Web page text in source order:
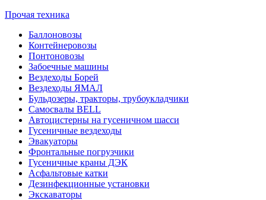
Прочая техника
Баллоновозы
Контейнеровозы
Понтоновозы
Забоечные машины
Вездеходы Борей
Вездеходы ЯМАЛ
Бульдозеры, тракторы, трубоукладчики
Самосвалы BELL
Автоцистерны на гусеничном шасси
Гусеничные вездеходы
Эвакуаторы
Фронтальные погрузчики
Гусеничные краны ДЭК
Асфальтовые катки
Дезинфекционные установки
Экскаваторы